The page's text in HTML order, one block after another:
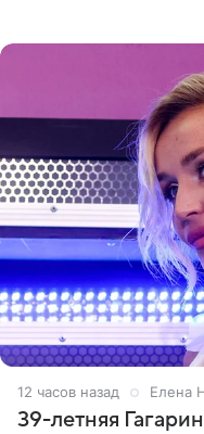
12 часов назад Елена
39-летняя